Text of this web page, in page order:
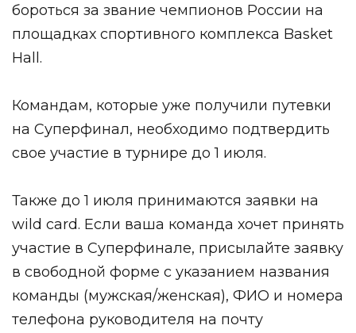
бороться за звание чемпионов России на
площадках спортивного комплекса Basket
Hall.
Командам, которые уже получили путевки
на Суперфинал, необходимо подтвердить
свое участие в турнире до 1 июля.
Также до 1 июля принимаются заявки на
wild card. Если ваша команда хочет принять
участие в Суперфинале, присылайте заявку
в свободной форме с указанием названия
команды (мужская/женская), ФИО и номера
телефона руководителя на почту